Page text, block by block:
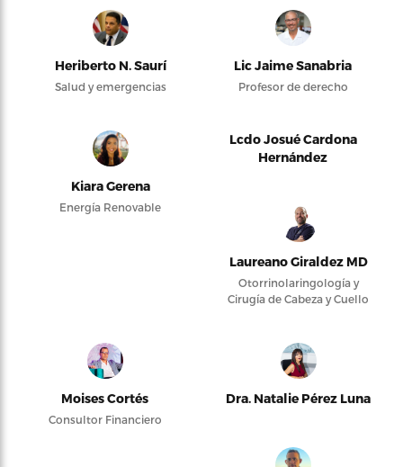
Heriberto N. Saurí
Salud y emergencias
Lic Jaime Sanabria
Profesor de derecho
Kiara Gerena
Energía Renovable
Lcdo Josué Cardona
Hernández
Laureano Giraldez MD
Otorrinolaringología y
Cirugía de Cabeza y Cuello
Moises Cortés
Consultor Financiero
Dra. Natalie Pérez Luna